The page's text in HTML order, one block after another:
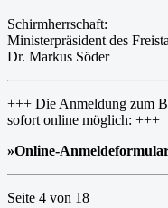
Schirmherrschaft:
Ministerpräsident des
Dr. Markus Söder
+++ Die Anmeldung zum
sofort online möglich: +++
»Online-
Seite 4 von 18